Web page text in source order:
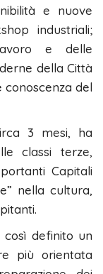
e nuove
industriali;
e delle
della Città
conoscenza del
3 mesi, ha
classi terze,
Capitali
nella cultura,
così definito un
più orientata